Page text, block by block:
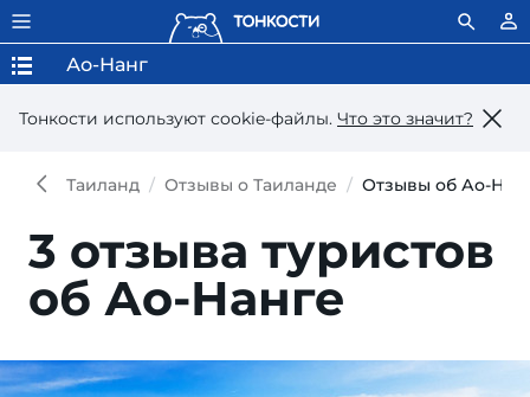
Тонкости используют сookie-файлы. Что это значит?
Ао-Нанг
Таиланд Отзывы о Таиланде Отзывы об Ао-
3 отзыва туристов
об Ао-Нанге